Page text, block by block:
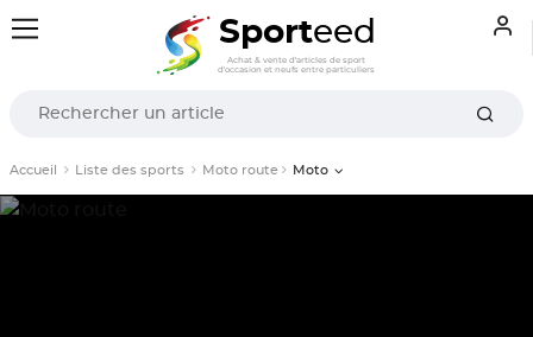
Sporteed
Achat & vente d'articles de sport
d'occasion et neufs entre particuliers
Accueil Liste des sports Moto route Moto